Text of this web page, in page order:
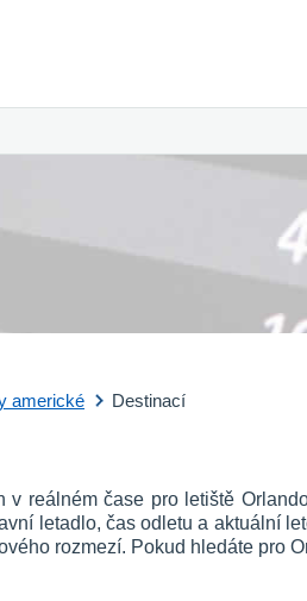
americké Destinací
reálném čase pro letiště
letadlo, čas odletu a aktuální
rozmezí. Pokud hledáte pro